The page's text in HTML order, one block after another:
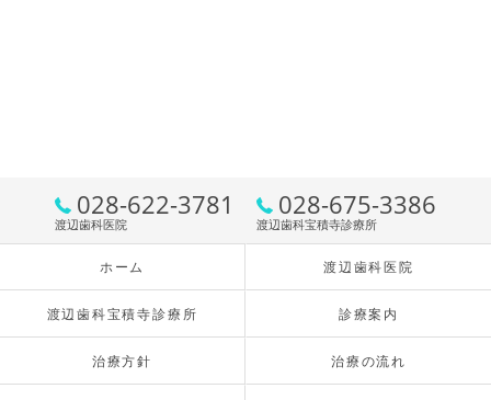
028-622-3781
渡辺歯科医院
028-675-3386
渡辺歯科宝積寺診療所
ホーム 渡辺歯科医院
渡辺歯科宝積寺診療所 診療案内
治療方針 治療の流れ